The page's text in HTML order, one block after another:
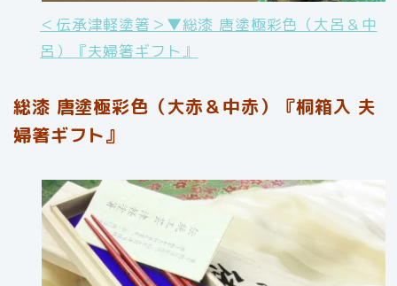
＜伝承津軽塗箸＞▼総漆 唐塗極彩色（大呂＆中
呂）『夫婦箸ギフト』
総漆 唐塗極彩色（大赤＆中赤）『桐箱入 夫
婦箸ギフト』